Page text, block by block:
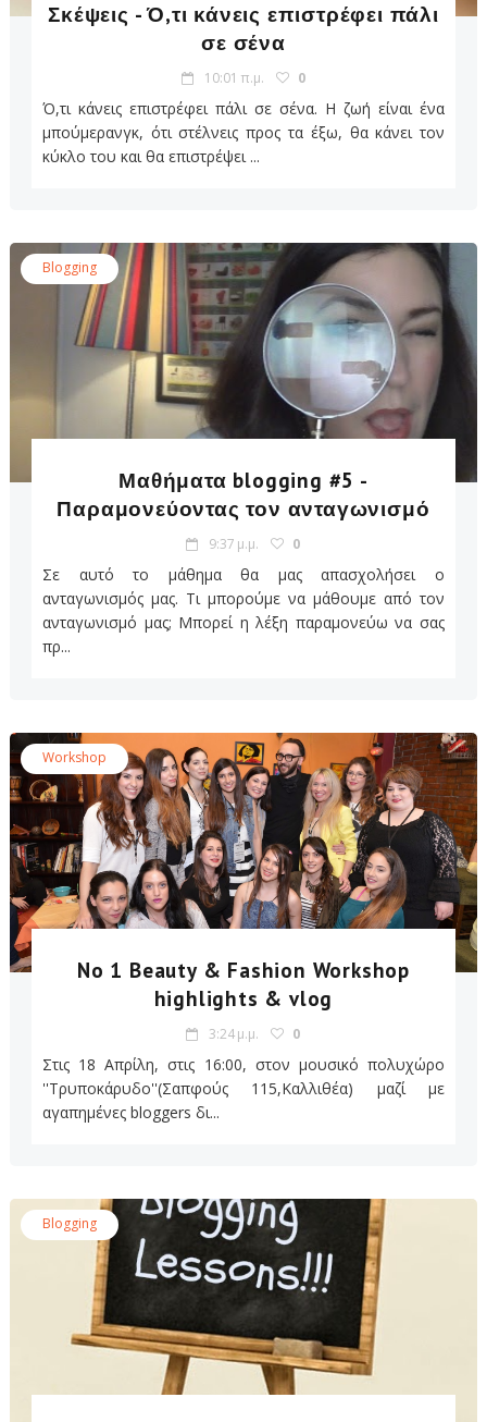
Σκέψεις - Ό,τι κάνεις επιστρέφει πάλι
σε σένα
10:01 π.μ. 0
Ό,τι κάνεις επιστρέφει πάλι σε σένα. H ζωή είναι ένα
μπούμερανγκ, ότι στέλνεις προς τα έξω, θα κάνει τον
κύκλο του και θα επιστρέψει ...
Blogging
Μαθήματα blogging #5 -
Παραμονεύοντας τον ανταγωνισμό
9:37 μ.μ. 0
Σε αυτό το μάθημα θα μας απασχολήσει ο
ανταγωνισμός μας. Τι μπορούμε να μάθουμε από τον
ανταγωνισμό μας; Μπορεί η λέξη παραμονεύω να σας
πρ...
Workshop
No 1 Beauty & Fashion Workshop
highlights & vlog
3:24 μ.μ. 0
Στις 18 Απρίλη, στις 16:00, στον μουσικό πολυχώρο
''Τρυποκάρυδο''(Σαπφούς 115,Καλλιθέα) μαζί με
αγαπημένες bloggers δι...
Blogging